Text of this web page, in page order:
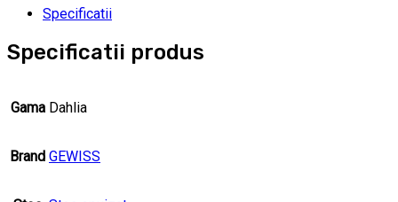
Specificatii
Specificatii produs
Gama Dahlia
Brand GEWISS